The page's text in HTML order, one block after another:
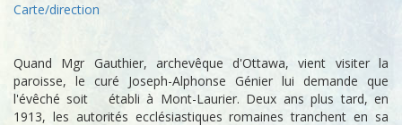
Carte/direction
Quand Mgr Gauthier, archevêque d'Ottawa, vient visiter la
paroisse, le curé Joseph-Alphonse Génier lui demande que
l'évêché soit établi à Mont-Laurier. Deux ans plus tard, en
1913, les autorités ecclésiastiques romaines tranchent en sa